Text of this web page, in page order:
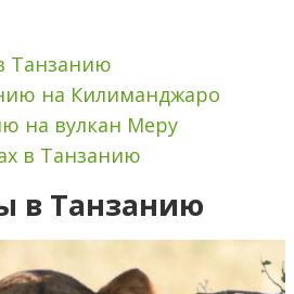
Танзанию
на Килиманджаро
на вулкан Меру
в Танзанию
в Танзанию